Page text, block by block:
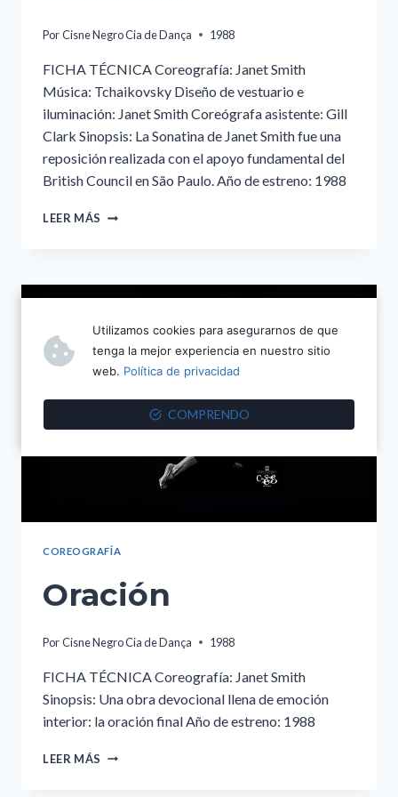
PorCisne Negro Cia de Dança 1988
FICHA TÉCNICA Coreografía: Janet Smith
Música: Tchaikovsky Diseño de vestuario e
iluminación: Janet Smith Coreógrafa asistente: Gill
Clark Sinopsis: La Sonatina de Janet Smith fue una
reposición realizada con el apoyo fundamental del
British Council en São Paulo. Año de estreno: 1988
LEER MÁS SONATINA
COREOGRAFÍA
Oración
PorCisne Negro Cia de Dança 1988
FICHA TÉCNICA Coreografía: Janet Smith
Sinopsis: Una obra devocional llena de emoción
interior: la oración final Año de estreno: 1988
LEER MÁS ORACIÓN
Utilizamos cookies para asegurarnos de que
tenga la mejor experiencia en nuestro sitio
web. Política de privacidad
COMPRENDO